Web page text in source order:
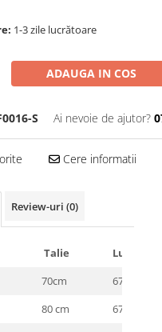
1-3 zile lucrătoare
ADAUGA IN COS
S Ai nevoie de ajutor?
Cere informatii
Review-uri (0)
Talie
Lungime
70cm
67 cm
80 cm
67 cm